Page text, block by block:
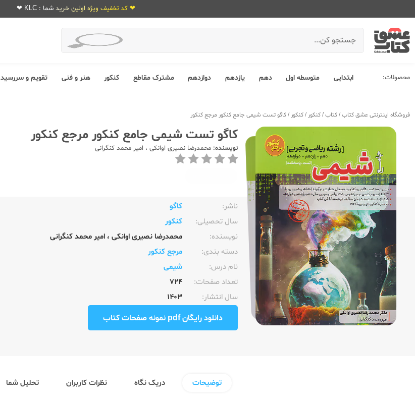
❤ کد تخفیف ویژه اولین خرید شما : KLC ❤
محصولات: ابتدایی متوسطه اول دهم یازدهم دوازدهم مشترک مقاطع کنکور هنر و فنی تقویم و سررسید
فروشگاه اینترنتی عشق کتاب/کتاب/کنکور /کنکور /کاگو تست شیمی جامع کنکور مرجع کنکور
کاگو تست شیمی جامع کنکور مرجع کنکور
نویسنده: محمدرضا نصیری اوانکی ، امیر محمد کنگرانی
ناشر:‌
کاگو
سال تحصیلی:‌
کنکور
نویسنده:‌
محمدرضا نصیری اوانکی ، امیر محمد کنگرانی
دسته بندی:
مرجع کنکور
نام درس:
شیمی
تعداد صفحات:‌
724
سال انتشار:‌
1403
دانلود رایگان pdf نمونه صفحات کتاب
توضیحات دریک نگاه نظرات کاربران تحلیل شما